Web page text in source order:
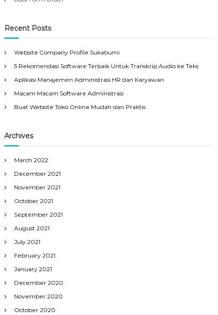
Recent Posts
Website Company Profile Sukabumi
5 Rekomendasi Software Terbaik Untuk Transkrip Audio ke Teks
Aplikasi Manajemen Administrasi HR dan Karyawan
Macam Macam Software Administrasi
Buat Website Toko Online Mudah dan Praktis
Archives
March 2022
December 2021
November 2021
October 2021
September 2021
August 2021
July 2021
February 2021
January 2021
December 2020
November 2020
October 2020